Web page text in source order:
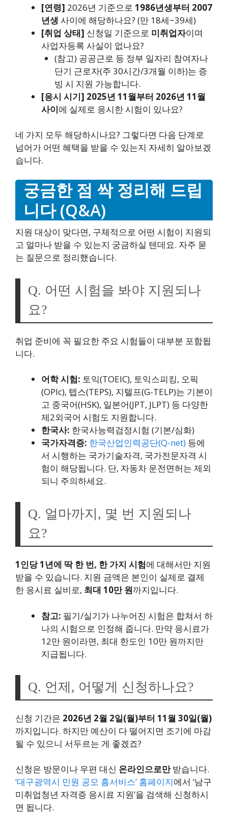
[연령] 2026년 기준으로 1986년생부터 2007
년생 사이에 해당하나요? (만 18세~39세)
[취업 상태] 신청일 기준으로 미취업자이며
사업자등록 사실이 없나요?
(참고) 공공근로 등 정부 일자리 참여자나
단기 근로자(주 30시간/3개월 이하)는 증
빙 시 지원 가능합니다.
[응시 시기] 2025년 11월부터 2026년 11월
사이에 실제로 응시한 시험이 있나요?
네 가지 모두 해당하시나요? 그렇다면 다음 단계로
넘어가 어떤 혜택을 받을 수 있는지 자세히 알아보겠
습니다.
궁금한 점 싹 정리해 드립
니다 (Q&A)
지원 대상이 맞다면, 구체적으로 어떤 시험이 지원되
고 얼마나 받을 수 있는지 궁금하실 텐데요. 자주 묻
는 질문으로 정리했습니다.
Q. 어떤 시험을 봐야 지원되나
요?
취업 준비에 꼭 필요한 주요 시험들이 대부분 포함됩
니다.
어학 시험: 토익(TOEIC), 토익스피킹, 오픽
(OPIc), 텝스(TEPS), 지텔프(G-TELP)는 기본이
고 중국어(HSK), 일본어(JPT, JLPT) 등 다양한
제2외국어 시험도 지원합니다.
한국사: 한국사능력검정시험 (기본/심화)
국가자격증: 한국산업인력공단(Q-net) 등에
서 시행하는 국가기술자격, 국가전문자격 시
험이 해당됩니다. 단, 자동차 운전면허는 제외
되니 주의하세요.
Q. 얼마까지, 몇 번 지원되나
요?
1인당 1년에 딱 한 번, 한 가지 시험에 대해서만 지원
받을 수 있습니다. 지원 금액은 본인이 실제로 결제
한 응시료 실비로, 최대 10만 원까지입니다.
참고: 필기/실기가 나누어진 시험은 합쳐서 하
나의 시험으로 인정해 줍니다. 만약 응시료가
12만 원이라면, 최대 한도인 10만 원까지만
지급됩니다.
Q. 언제, 어떻게 신청하나요?
신청 기간은 2026년 2월 2일(월)부터 11월 30일(월)
까지입니다. 하지만 예산이 다 떨어지면 조기에 마감
될 수 있으니 서두르는 게 좋겠죠?
신청은 방문이나 우편 대신 온라인으로만받습니다.
‘대구광역시 민원 공모 홈서비스’ 홈페이지에서 ‘남구
미취업청년 자격증 응시료 지원’을 검색해 신청하시
면 됩니다.